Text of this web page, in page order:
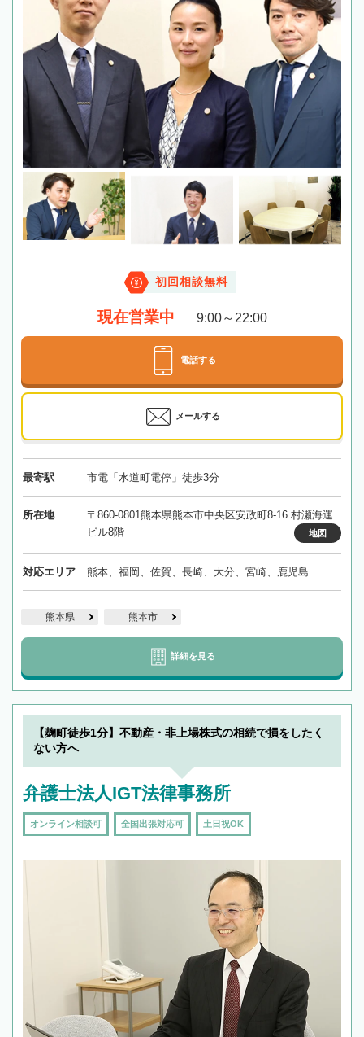
初回相談無料
現在営業中 9:00～22:00
電話する
メールする
最寄駅 市電「水道町電停」徒歩3分
所在地
〒860-0801熊本県熊本市中央区安政町8-16 村瀬海運
ビル8階
地図
対応エリア 熊本、福岡、佐賀、長崎、大分、宮崎、鹿児島
熊本県 熊本市
詳細を見る
【麹町徒歩1分】不動産・非上場株式の相続で損をしたく
ない方へ
弁護士法人IGT法律事務所
オンライン相談可 全国出張対応可 土日祝OK